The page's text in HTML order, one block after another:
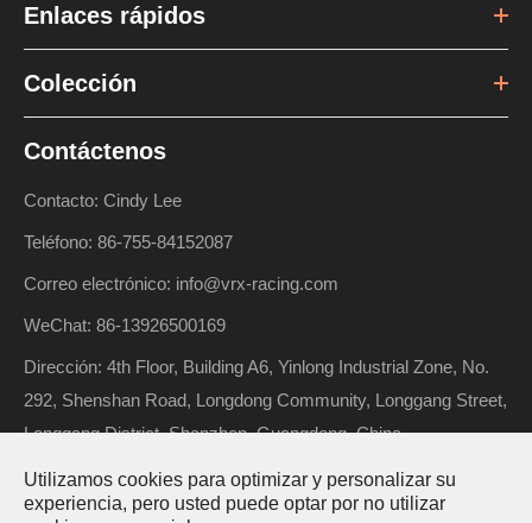
Enlaces rápidos
Colección
Contáctenos
Contacto: Cindy Lee
Teléfono: 86-755-84152087
Correo electrónico: info@vrx-racing.com
WeChat: 86-13926500169
Dirección: 4th Floor, Building A6, Yinlong Industrial Zone, No.
292, Shenshan Road, Longdong Community, Longgang Street,
Longgang District, Shenzhen, Guangdong, China
Utilizamos cookies para optimizar y personalizar su
experiencia, pero usted puede optar por no utilizar